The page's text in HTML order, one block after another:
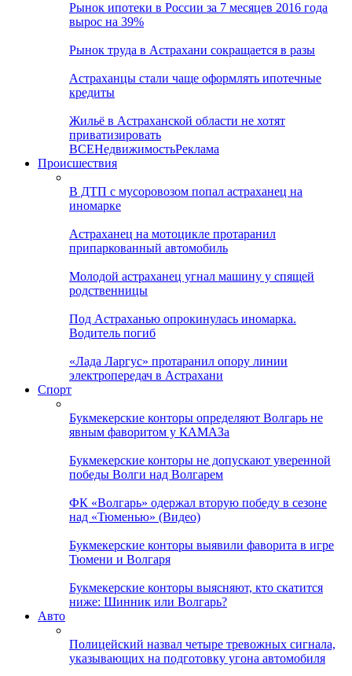
Рынок ипотеки в России за 7 месяцев 2016 года
вырос на 39%
Рынок труда в Астрахани сокращается в разы
Астраханцы стали чаще оформлять ипотечные
кредиты
Жильё в Астраханской области не хотят
приватизировать
ВСЕНедвижимостьРеклама
Происшествия
В ДТП с мусоровозом попал астраханец на
иномарке
Астраханец на мотоцикле протаранил
припаркованный автомобиль
Молодой астраханец угнал машину у спящей
родственницы
Под Астраханью опрокинулась иномарка.
Водитель погиб
«Лада Ларгус» протаранил опору линии
электропередач в Астрахани
Спорт
Букмекерские конторы определяют Волгарь не
явным фаворитом у КАМАЗа
Букмекерские конторы не допускают уверенной
победы Волги над Волгарем
ФК «Волгарь» одержал вторую победу в сезоне
над «Тюменью» (Видео)
Букмекерские конторы выявили фаворита в игре
Тюмени и Волгаря
Букмекерские конторы выясняют, кто скатится
ниже: Шинник или Волгарь?
Авто
Полицейский назвал четыре тревожных сигнала,
указывающих на подготовку угона автомобиля